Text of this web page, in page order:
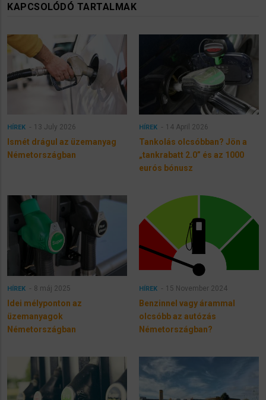
KAPCSOLÓDÓ TARTALMAK
HÍREK 13 July 2026
Ismét drágul az üzemanyag
Németországban
HÍREK 14 April 2026
Tankolás olcsóbban? Jön a
„tankrabatt 2.0” és az 1000
eurós bónusz
HÍREK 8 máj 2025
Idei mélyponton az
üzemanyagok
Németországban
HÍREK 15 November 2024
Benzinnel vagy árammal
olcsóbb az autózás
Németországban?